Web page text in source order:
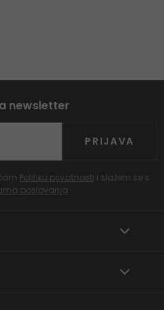
newsletter
PRIJAVA
Politiku privatnosti i slažem se s
poslovanja